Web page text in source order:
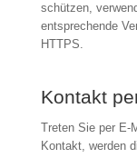
schützen,
entsprechende
HTTPS.
Kontakt
Treten Sie per E-
Kontakt, werden